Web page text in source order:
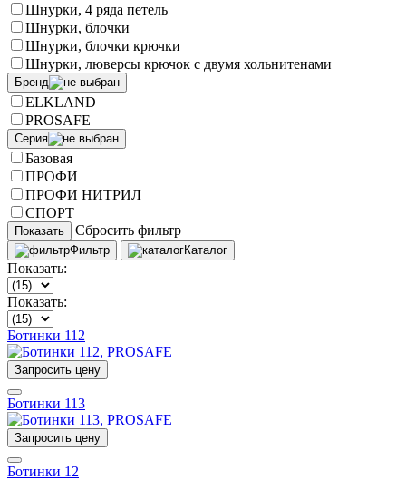
Шнурки, 4 ряда петель
Шнурки, блочки
Шнурки, блочки крючки
Шнурки, люверсы крючок с двумя хольнитенами
Бренд
ELKLAND
PROSAFE
Серия
Базовая
ПРОФИ
ПРОФИ НИТРИЛ
СПОРТ
Показать Сбросить фильтр
Фильтр Каталог
Показать:
Показать:
Ботинки 112
Запросить цену
Ботинки 113
Запросить цену
Ботинки 12